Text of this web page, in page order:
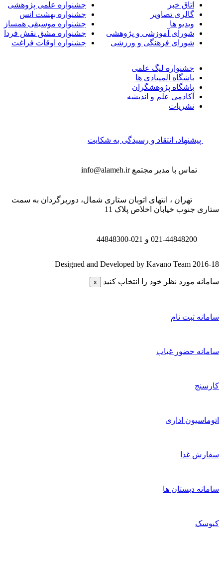
اتاق خبر
گالری تصاویر
ویدیو ها
شورای آموزشی و پژوهشی
شورای فرهنگی و ورزشی
جشنواره علمی پژوهشی
جشنواره بهشت انس
جشنواره موسیقی همساز
جشنواره مشق نقش فردا
جشنواره اوقات فراغت
جشنواره لیگ علمی
باشگاه المپیادی ها
باشگاه پژوهشگران
آکادمی علم و اندیشه
نشریات
پیشنهاد، انتقاد و رسیدگی به شکایت
تماس با مدیر مجتمعinfo@alameh.ir
تهران ، انتهای اتوبان ستاری شمال، دوربرگردان به سمت
جنوب خیابان اخلاص پلاک 11
021-44848200 و 021-44848300
Designed and Developed by Kavano Team 2016-
مورد نظر خود را انتخاب کنید
ثبت نام
حضور غیاب
اداری
غذا
دبستان ها